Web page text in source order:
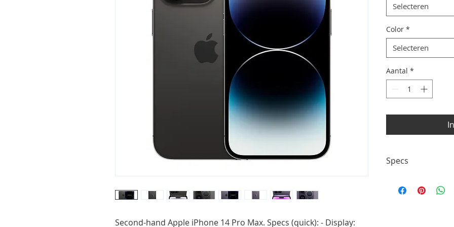
Second-hand Apple iPhone 14 Pro Max. Specs (quick): - Display:
Selecteren
Color *
Selecteren
Aantal *
Specs
system - Battery: —